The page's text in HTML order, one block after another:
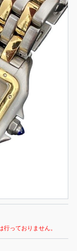
っておりません。